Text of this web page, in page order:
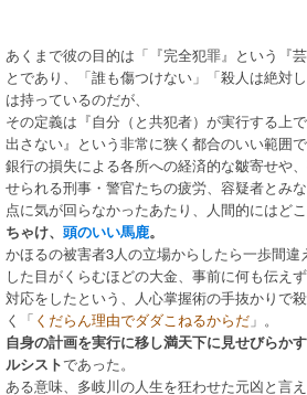
あくまで彼の目的は「『完全犯罪』という『
とであり、「誰も傷つけない」「殺人は絶対
は持っているのだが、
その定義は『自分（と共犯者）が実行する上
出さない』という非常に狭く都合のいい範囲で
銀行の損失による各所への経済的な皺寄せや
せられる刑事・警官たちの疲労、容疑者とみ
点に気が回らなかったあたり、人間的にはど
ちゃけ、 頭のいい馬鹿。
かほるの被害者3人の立場からしたら一歩間
した目がくらむほどの大金、事前に何も伝え
対応をしたという、人心掌握術の手抜かりで
く「 くだらん理由でダダこねるからだ 」。
自身の計画を実行に移し満天下に見せびらかす
ルシストであった。
ある意味、多岐川の人生を狂わせた元凶と言